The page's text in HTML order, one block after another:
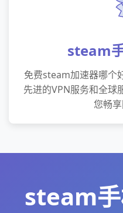
steam
免费steam加速器哪个
先进的VPN服务和全球
您畅享
steam